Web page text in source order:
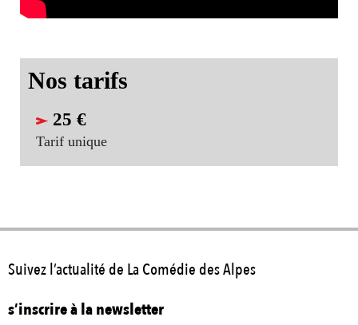
Nos tarifs
25 €
Tarif unique
Suivez l’actualité de La Comédie des Alpes
s’inscrire à la newsletter